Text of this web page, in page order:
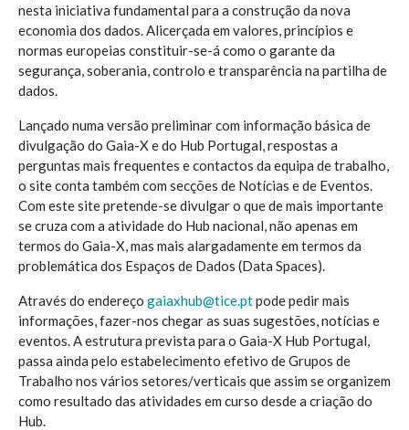
nesta iniciativa fundamental para a construção da nova
economia dos dados. Alicerçada em valores, princípios e
normas europeias constituir-se-á como o garante da
segurança, soberania, controlo e transparência na partilha de
dados.
Lançado numa versão preliminar com informação básica de
divulgação do Gaia-X e do Hub Portugal, respostas a
perguntas mais frequentes e contactos da equipa de trabalho,
o site conta também com secções de Notícias e de Eventos.
Com este site pretende-se divulgar o que de mais importante
se cruza com a atividade do Hub nacional, não apenas em
termos do Gaia-X, mas mais alargadamente em termos da
problemática dos Espaços de Dados (Data Spaces).
Através do endereço gaiaxhub@tice.ptpode pedir mais
informações, fazer-nos chegar as suas sugestões, notícias e
eventos. A estrutura prevista para o Gaia-X Hub Portugal,
passa ainda pelo estabelecimento efetivo de Grupos de
Trabalho nos vários setores/verticais que assim se organizem
como resultado das atividades em curso desde a criação do
Hub.